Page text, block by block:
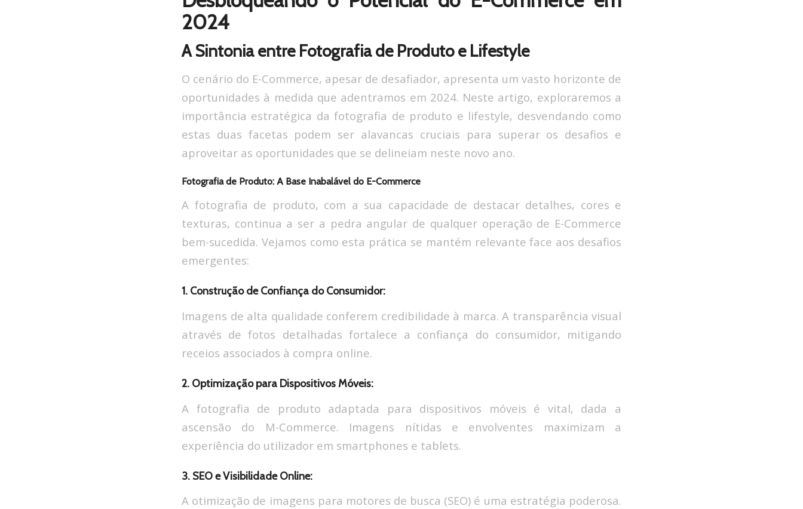
2024
A Sintonia entre Fotografia de Produto e Lifestyle
O cenário do E-Commerce, apesar de desafiador, apresenta um vasto horizonte de
oportunidades à medida que adentramos em 2024. Neste artigo, exploraremos a
importância estratégica da fotografia de produto e lifestyle, desvendando como
estas duas facetas podem ser alavancas cruciais para superar os desafios e
aproveitar as oportunidades que se delineiam neste novo ano.
Fotografia de Produto: A Base Inabalável do E-Commerce
A fotografia de produto, com a sua capacidade de destacar detalhes, cores e
texturas, continua a ser a pedra angular de qualquer operação de E-Commerce
bem-sucedida. Vejamos como esta prática se mantém relevante face aos desafios
emergentes:
1. Construção de Confiança do Consumidor:
Imagens de alta qualidade conferem credibilidade à marca. A transparência visual
através de fotos detalhadas fortalece a confiança do consumidor, mitigando
receios associados à compra online.
2. Optimização para Dispositivos Móveis:
A fotografia de produto adaptada para dispositivos móveis é vital, dada a
ascensão do M-Commerce. Imagens nítidas e envolventes maximizam a
experiência do utilizador em smartphones e tablets.
3. SEO e Visibilidade Online:
A otimização de imagens para motores de busca (SEO) é uma estratégia poderosa.